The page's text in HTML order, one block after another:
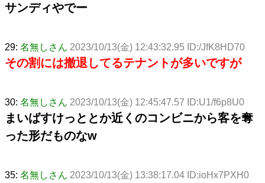
サンディやでー
29: 名無しさん 2023/10/13(金) 12:43:32.95 ID:/JfK8HD70
その割には撤退してるテナントが多いですが
30: 名無しさん 2023/10/13(金) 12:45:47.57 ID:U1/f6p8U0
まいばすけっととか近くのコンビニから客を奪
った形だものなw
35: 名無しさん 2023/10/13(金) 13:38:17.04 ID:ioHx7PXH0